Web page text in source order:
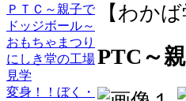
ＰＴＣ～親子で
ドッジボール～
おもちゃまつり
にしき堂の工場
見学
変身！！ぼく・
【わか
PTC～